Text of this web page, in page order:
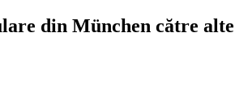
din München către